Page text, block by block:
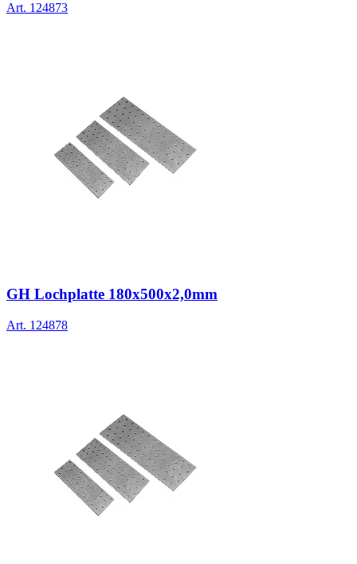
Art. 124873
GH Lochplatte 180x500x2,0mm
Art. 124878